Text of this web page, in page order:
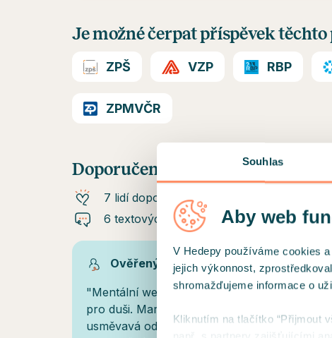
Souhlas
Aby web
V Hedepy používáme cookies
jejich výkonnost,
shromažďujeme informace o
Kliknutím na tlačítko “Přijmout
Je možné čerpat příspěvek
ZPŠ VZP RBP
ZPMVČR
Doporučení od klientů
7 lidí doporučuje
6 textových doporučení
Ověřený klient
"Mentální wellness" - jak sezením s Martou
pro duši. Marta je člověk na svém místě,
usměvavá odbornice, která k terapiím